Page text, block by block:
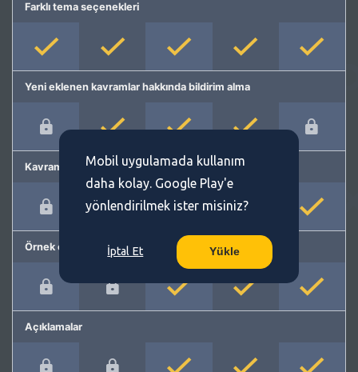
Farklı tema seçenekleri
Yeni eklenen kavramlar hakkında bildirim alma
Kavram önerme
Örnek cümleler
Açıklamalar
Mobil uygulamada kullanım
daha kolay. Google Play'e
yönlendirilmek ister misiniz?
İptal Et Yükle